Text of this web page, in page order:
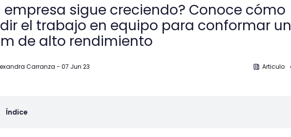
empresa sigue creciendo? Conoce cómo
el trabajo en equipo para conformar un
de alto rendimiento
Carranza - 07 Jun 23 Articulo
Índice